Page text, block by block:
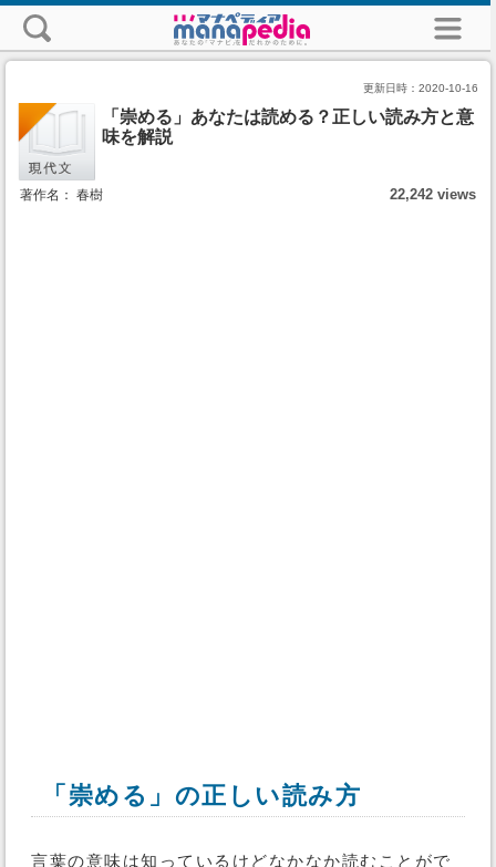
更新日時： 2020-10-16
「崇める」あなたは読める？正しい読み方と意
味を解説
著作名： 春樹 22,242 views
「崇める」の正しい読み方
言葉の意味は知っているけどなかなか読むことがで